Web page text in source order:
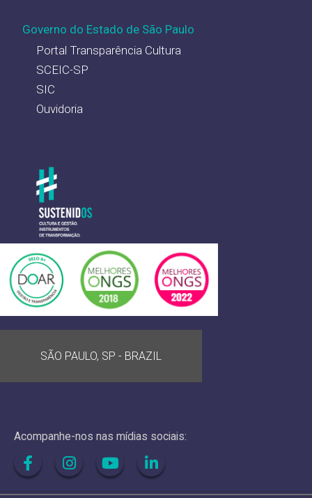
Governo do Estado de São Paulo
Portal Transparência Cultura
SCEIC-SP
SIC
Ouvidoria
SÃO PAULO, SP - BRAZIL
Acompanhe-nos nas mídias sociais: